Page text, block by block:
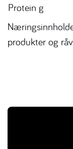
Protein g
produkter og